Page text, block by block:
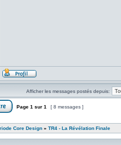
Afficher les messages postés depuis:
Page 1 sur 1 [ 8 messages ]
Core Design » TR4 - La Révélation Finale